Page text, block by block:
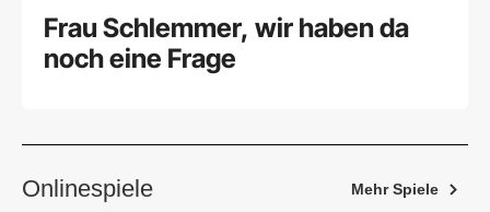
Frau Schlemmer, wir haben da
noch eine Frage
Onlinespiele Mehr Spiele